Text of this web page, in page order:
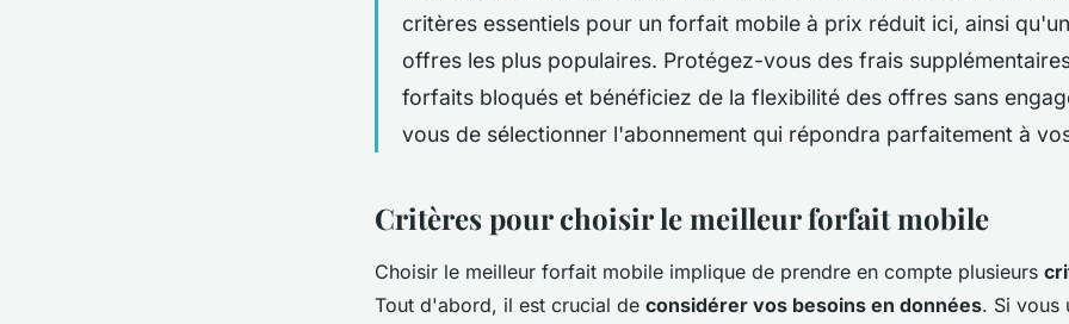
critères essentiels pour un forfait mobile à prix réduit ici, ainsi
offres les plus populaires. Protégez-vous des frais
forfaits bloqués et bénéficiez de la flexibilité des offres sans
vous de sélectionner l'abonnement qui répondra parfaitement à
Critères pour choisir le meilleur forfait mobile
Choisir le meilleur forfait mobile implique de prendre en compte plusieurs
Tout d'abord, il est crucial de considérer vos besoins en données. Si vous